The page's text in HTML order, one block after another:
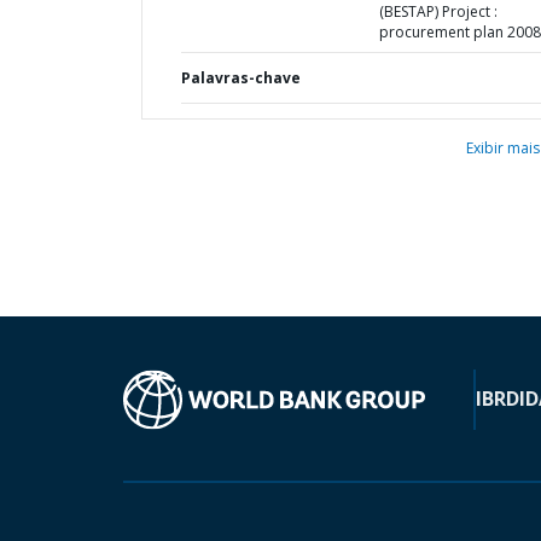
(BESTAP) Project :
procurement plan 2008
Palavras-chave
Exibir mais
IBRD